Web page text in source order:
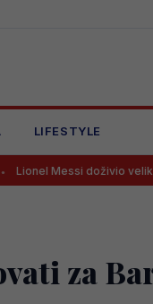
LIFESTYLE
doživio veliku
za